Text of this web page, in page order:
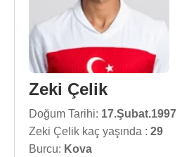
Zeki Çelik
Doğum Tarihi: 17.Şubat.1997
Zeki Çelik kaç yaşında : 29
Burcu: Kova